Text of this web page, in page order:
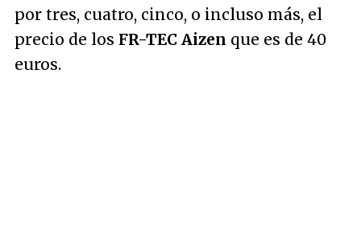
por tres, cuatro, cinco, o incluso más, el
precio de los FR-TEC Aizen que es de 40
euros.